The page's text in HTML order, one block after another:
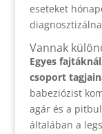
eseteket
Vannak
Egyes
csoport
babeziózist
agár és a
általában a